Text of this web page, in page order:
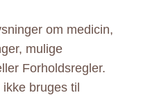
om medicin,
mulige
Forholdsregler.
bruges til